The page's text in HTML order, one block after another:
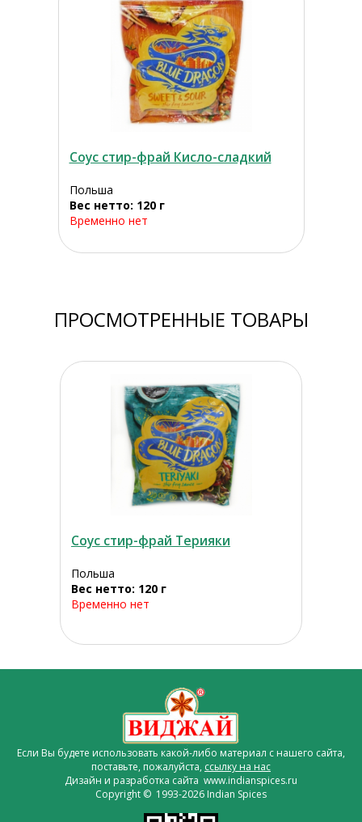
Соус стир-фрай Кисло-сладкий
Польша
Вес нетто: 120 г
Временно нет
ПРОСМОТРЕННЫЕ ТОВАРЫ
Соус стир-фрай Терияки
Польша
Вес нетто: 120 г
Временно нет
Если Вы будете использовать какой-либо материал с нашего сайта,
поставьте, пожалуйста, ссылку на нас
Дизайн и разработка сайта www.indianspices.ru
Copyright © 1993-2026 Indian Spices